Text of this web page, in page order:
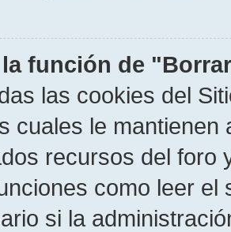
función de
las cookies del
cuales le
recursos del foro
como leer el
si la